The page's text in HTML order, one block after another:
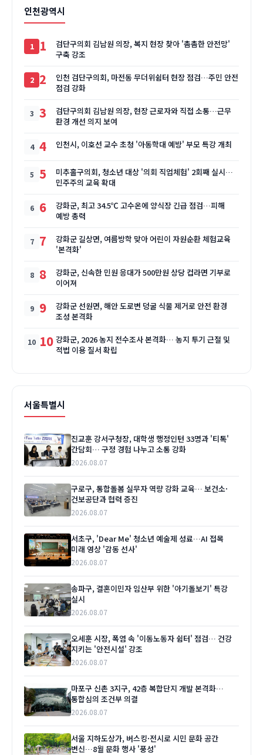
인천광역시
1
검단구의회 김남원 의장, 복지 현장 찾아 '촘촘한 안전망'
구축 강조
2
인천 검단구의회, 마전동 무더위쉼터 현장 점검…주민 안전
점검 강화
3
검단구의회 김남원 의장, 현장 근로자와 직접 소통…근무
환경 개선 의지 보여
4 인천시, 이호선 교수 초청 '아동학대 예방' 부모 특강 개최
5
미추홀구의회, 청소년 대상 '의회 직업체험' 2회째 실시…
민주주의 교육 확대
6
강화군, 최고 34.5℃ 고수온에 양식장 긴급 점검…피해
예방 총력
7
강화군 길상면, 여름방학 맞아 어린이 자원순환 체험교육
'본격화'
8
강화군, 신속한 민원 응대가 500만원 상당 컵라면 기부로
이어져
9
강화군 선원면, 해안 도로변 덩굴 식물 제거로 안전 환경
조성 본격화
10 강화군, 2026 농지 전수조사 본격화… 농지 투기 근절 및
적법 이용 질서 확립
서울특별시
진교훈 강서구청장, 대학생 행정인턴 33명과 '티톡'
간담회… 구정 경험 나누고 소통 강화
2026.08.07
구로구, 통합돌봄 실무자 역량 강화 교육… 보건소·
건보공단과 협력 증진
2026.08.07
서초구, 'Dear Me' 청소년 예술제 성료…AI 접목
미래 영상 '감동 선사'
2026.08.07
송파구, 결혼이민자 임산부 위한 '아기돌보기' 특강
실시
2026.08.07
오세훈 시장, 폭염 속 '이동노동자 쉼터' 점검… 건강
지키는 '안전시설' 강조
2026.08.07
마포구 신촌 3지구, 42층 복합단지 개발 본격화…
통합심의 조건부 의결
2026.08.07
서울 지하도상가, 버스킹·전시로 시민 문화 공간
변신…8월 문화 행사 '풍성'